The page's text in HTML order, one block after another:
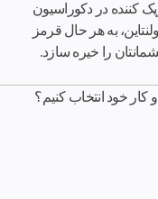
کننده دردکوراسیون
به هر حال قرمز
را خیره سازد.